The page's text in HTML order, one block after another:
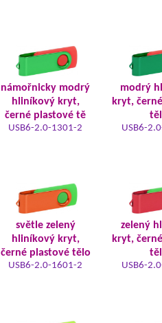
námořnicky modrý
hliníkový kryt,
černé plastové tě
USB6-2.0-1301-2
modrý
kryt,
USB6-
světle zelený
hliníkový kryt,
černé plastové tělo
USB6-2.0-1601-2
zelený
kryt,
USB6-